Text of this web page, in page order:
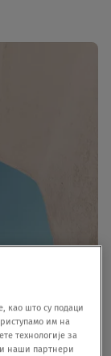
као што су подаци
им на
технологије за
и наши партнери